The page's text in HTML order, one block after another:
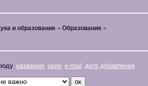
и образование Образование
названию цене e-mail дате добавления